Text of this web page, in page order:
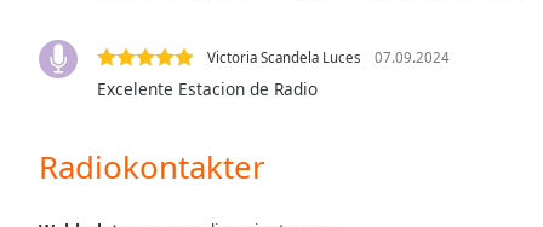
off
selected
subtitles
settings ,
Victoria Scandela Luces 07.09.2024
Excelente Estacion de Radio
Radiokontakter